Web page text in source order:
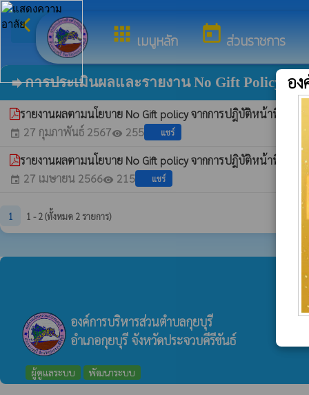
appsเมนูหลัก todayส่วนราชการ
arrow_back_ios กลับเมนูหลัก ยินดีต้อนรับสู่เว็บไซต์
forwardการประเมินผลและรายงาน No Gift Policy
รายงานผลตามนโยบาย No Gift policy จากการปฎิบัติหน้าที่ ปร
event 27 กุมภาพันธ์ 2567visibility 255 แชร์
รายงานผลตามนโยบาย No Gift policy จากการปฎิบัติหน้าที่
event 27 เมษายน 2566visibility 215 แชร์
1 1 - 2 (ทั้งหมด 2 รายการ)
องค์การบริหารส่วนตำบลกุยบุรี
อำเภอกุยบุรี จังหวัดประจวบคีรีขันธ์
ผู้ดูแลระบบ พัฒนาระบบ
อ